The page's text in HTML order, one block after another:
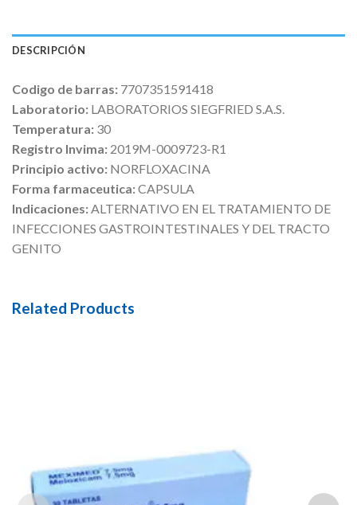
DESCRIPCIÓN
Codigo de barras: 7707351591418
Laboratorio: LABORATORIOS SIEGFRIED S.A.S.
Temperatura: 30
Registro Invima: 2019M-0009723-R1
Principio activo: NORFLOXACINA
Forma farmaceutica:CAPSULA
Indicaciones:ALTERNATIVO EN EL TRATAMIENTO DE
INFECCIONES GASTROINTESTINALES Y DEL TRACTO
GENITO
Related Products